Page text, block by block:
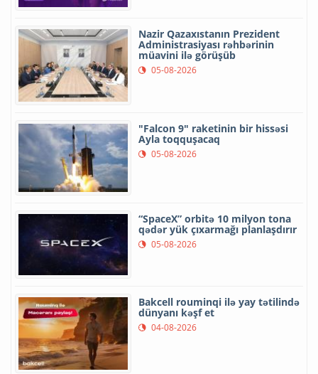
Nazir Qazaxıstanın Prezident
Administrasiyası rəhbərinin
müavini ilə görüşüb
05-08-2026
"Falcon 9" raketinin bir hissəsi
Ayla toqquşacaq
05-08-2026
“SpaceX” orbitə 10 milyon tona
qədər yük çıxarmağı planlaşdırır
05-08-2026
Bakcell rouminqi ilə yay tətilində
dünyanı kəşf et
04-08-2026